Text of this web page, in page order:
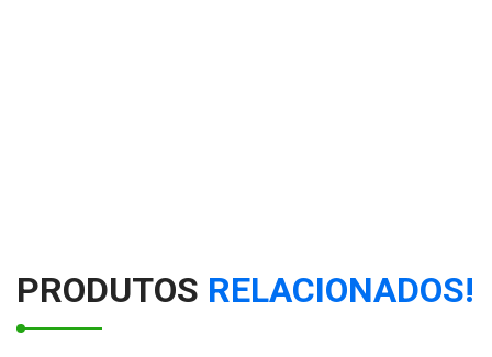
Conjunto de Lixeiras para coleta seletiva com Suporte
100 litros
PRODUTOS RELACIONADOS!